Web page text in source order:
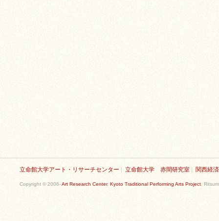
立命館大学アート・リサーチセンター 立命館大学 赤間研究室 関西経
Copyright © 2006-Art Research Center, Kyoto Traditional Performing Arts Project ,